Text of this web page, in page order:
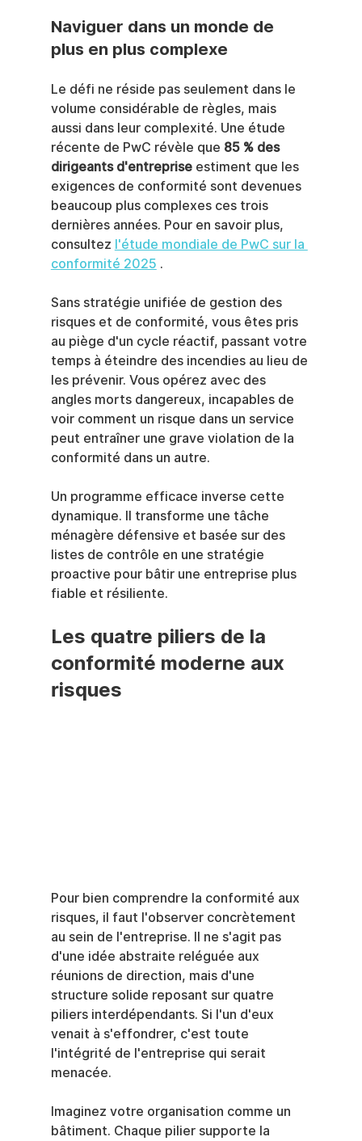
Naviguer dans un monde de
plus en plus complexe
Le défi ne réside pas seulement dans le
volume considérable de règles, mais
aussi dans leur complexité. Une étude
récente de PwC révèle que 85 % des
dirigeants d'entreprise estiment que les
exigences de conformité sont devenues
beaucoup plus complexes ces trois
dernières années. Pour en savoir plus,
consultez l'étude mondiale de PwC sur la
conformité 2025 .
Sans stratégie unifiée de gestion des
risques et de conformité, vous êtes pris
au piège d'un cycle réactif, passant votre
temps à éteindre des incendies au lieu de
les prévenir. Vous opérez avec des
angles morts dangereux, incapables de
voir comment un risque dans un service
peut entraîner une grave violation de la
conformité dans un autre.
Un programme efficace inverse cette
dynamique. Il transforme une tâche
ménagère défensive et basée sur des
listes de contrôle en une stratégie
proactive pour bâtir une entreprise plus
fiable et résiliente.
Les quatre piliers de la
conformité moderne aux
risques
Pour bien comprendre la conformité aux
risques, il faut l'observer concrètement
au sein de l'entreprise. Il ne s'agit pas
d'une idée abstraite reléguée aux
réunions de direction, mais d'une
structure solide reposant sur quatre
piliers interdépendants. Si l'un d'eux
venait à s'effondrer, c'est toute
l'intégrité de l'entreprise qui serait
menacée.
Imaginez votre organisation comme un
bâtiment. Chaque pilier supporte la